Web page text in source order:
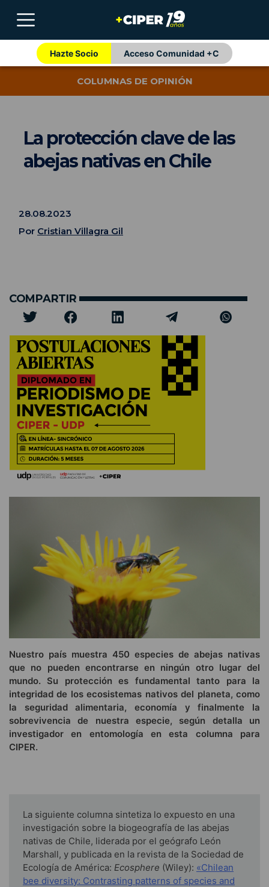
Hazte Socio Acceso Comunidad +C
COLUMNAS DE OPINIÓN
La protección clave de las
abejas nativas en Chile
28.08.2023
Por Cristian Villagra Gil
COMPARTIR
Nuestro país muestra 450 especies de abejas nativas
que no pueden encontrarse en ningún otro lugar del
mundo. Su protección es fundamental tanto para la
integridad de los ecosistemas nativos del planeta, como
la seguridad alimentaria, economía y finalmente la
sobrevivencia de nuestra especie, según detalla un
investigador en entomología en esta columna para
CIPER.
La siguiente columna sintetiza lo expuesto en una
investigación sobre la biogeografía de las abejas
nativas de Chile, liderada por el geógrafo León
Marshall, y publicada en la revista de la Sociedad de
Ecología de América: Ecosphere (Wiley): «Chilean
bee diversity: Contrasting patterns of species and